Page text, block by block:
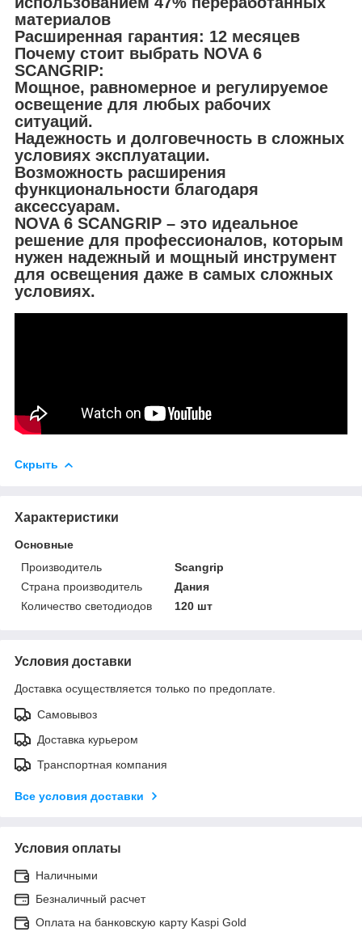
материалов
Расширенная гарантия: 12 месяцев
Почему стоит выбрать NOVA 6
SCANGRIP:
Мощное, равномерное и регулируемое
освещение для любых рабочих
ситуаций.
Надежность и долговечность в сложных
условиях эксплуатации.
Возможность расширения
функциональности благодаря
аксессуарам.
NOVA 6 SCANGRIP – это идеальное
решение для профессионалов, которым
нужен надежный и мощный инструмент
для освещения даже в самых сложных
условиях.
Скрыть
Характеристики
Основные
Производитель
Scangrip
Страна производитель
Дания
Количество светодиодов
120 шт
Условия доставки
Доставка осуществляется только по предоплате.
Самовывоз
Доставка курьером
Транспортная компания
Все условия доставки
Условия оплаты
Наличными
Безналичный расчет
Оплата на банковскую карту Kaspi Gold